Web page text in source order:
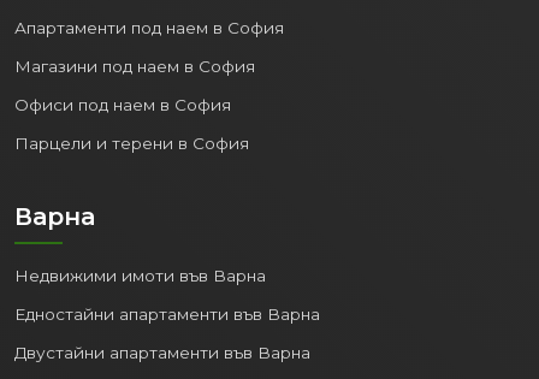
Апартаменти под наем в София
Магазини под наем в София
Офиси под наем в София
Парцели и терени в София
Варна
Недвижими имоти във Варна
Едностайни апартаменти във Варна
Двустайни апартаменти във Варна